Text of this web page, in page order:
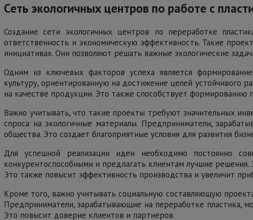
Сеть экологичных центров по работе с
Создание сети экологичных центров по переработке
ответственность и экономическую эффективность. Такие
инициативах. Они позволяют решать важные экологические
Одним из ключевых факторов успеха является
культуру, ориентированную на достижение целей устойчивого
на качестве продукции. Это также способствует формированию
Важно учитывать, что такие проекты требуют значительных
спроса на экологичные материалы. Предприниматели,
общества. Это создает благоприятные условия для развития
Для успешной реализации идеи необходимо постоянно
конкурентоспособными и предлагать клиентам лучшие
Это также повысит эффективность производства и увеличит
Кроме того, важно учитывать социальную составляющую
Предприниматели, зарабатывающие на переработке пластика,
Это повысит доверие клиентов и партнеров.